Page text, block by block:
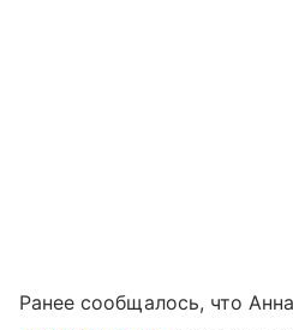
Ранее сообщалось, что